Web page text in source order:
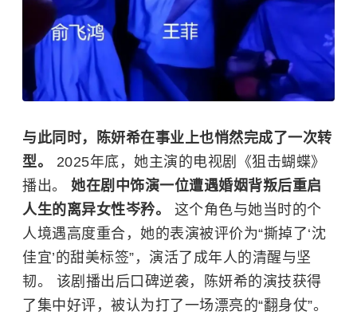
与此同时，陈妍希在事业上也悄然完成了一次转
型。 2025年底，她主演的电视剧《狙击蝴蝶》
播出。 她在剧中饰演一位遭遇婚姻背叛后重启
人生的离异女性岑矜。 这个角色与她当时的个
人境遇高度重合，她的表演被评价为“撕掉了‘沈
佳宜’的甜美标签”，演活了成年人的清醒与坚
韧。 该剧播出后口碑逆袭，陈妍希的演技获得
了集中好评，被认为打了一场漂亮的“翻身仗”。